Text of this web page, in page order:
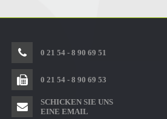
0 21 54 - 8 90 69 51
0 21 54 - 8 90 69 53
SCHICKEN SIE UNS
EINE EMAIL